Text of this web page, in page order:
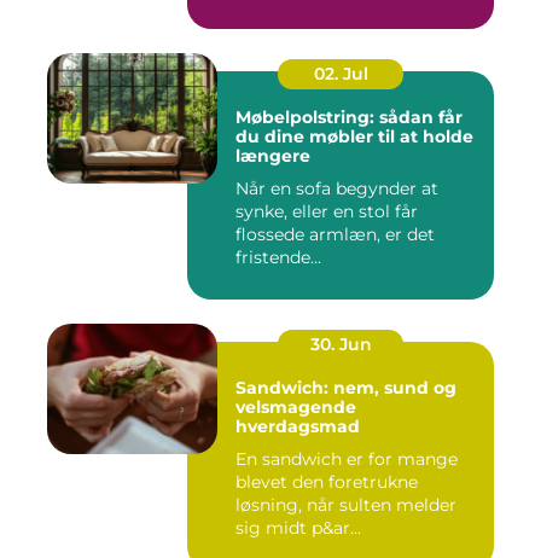
02. Jul
Møbelpolstring: sådan får
du dine møbler til at holde
længere
Når en sofa begynder at
synke, eller en stol får
flossede armlæn, er det
fristende...
30. Jun
Sandwich: nem, sund og
velsmagende
hverdagsmad
En sandwich er for mange
blevet den foretrukne
løsning, når sulten melder
sig midt p&ar...